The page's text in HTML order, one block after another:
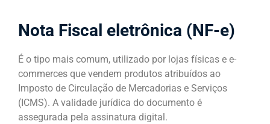
Nota Fiscal eletrônica (NF-e)
É o tipo mais comum, utilizado por lojas físicas e e-
commerces que vendem produtos atribuídos ao
Imposto de Circulação de Mercadorias e Serviços
(ICMS). A validade jurídica do documento é
assegurada pela assinatura digital.